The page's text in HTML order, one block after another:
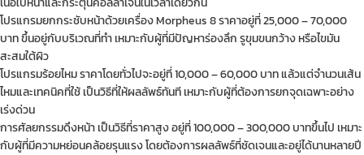
โปรแกรมยกกระชับหน้าด้วยเครื่อง Morpheus 8 ราคาอยู่ที่ 25,000 – 70,000
บาท ขึ้นอยู่กับบริเวณที่ทำ เหมาะกับผู้ที่มีปัญหาร่องลึก รูขุมขนกว้าง หรือไขมัน
สะสมใต้ผิว
โปรแกรมร้อยไหม ราคาโดยทั่วไปจะอยู่ที่ 10,000 – 60,000 บาท แล้วแต่จำนวนเส้น
ไหมและเทคนิคที่ใช้ เป็นวิธีที่ให้ผลลัพธ์ทันที เหมาะกับผู้ที่ต้องการยกจุดเฉพาะอย่าง
เร่งด่วน
การศัลยกรรมดึงหน้า เป็นวิธีที่ราคาสูง อยู่ที่ 100,000 – 300,000 บาทขึ้นไป เหมาะ
กับผู้ที่มีความหย่อนคล้อยรุนแรง โดยต้องการผลลัพธ์ที่ชัดเจนและอยู่ได้นานหลายปี